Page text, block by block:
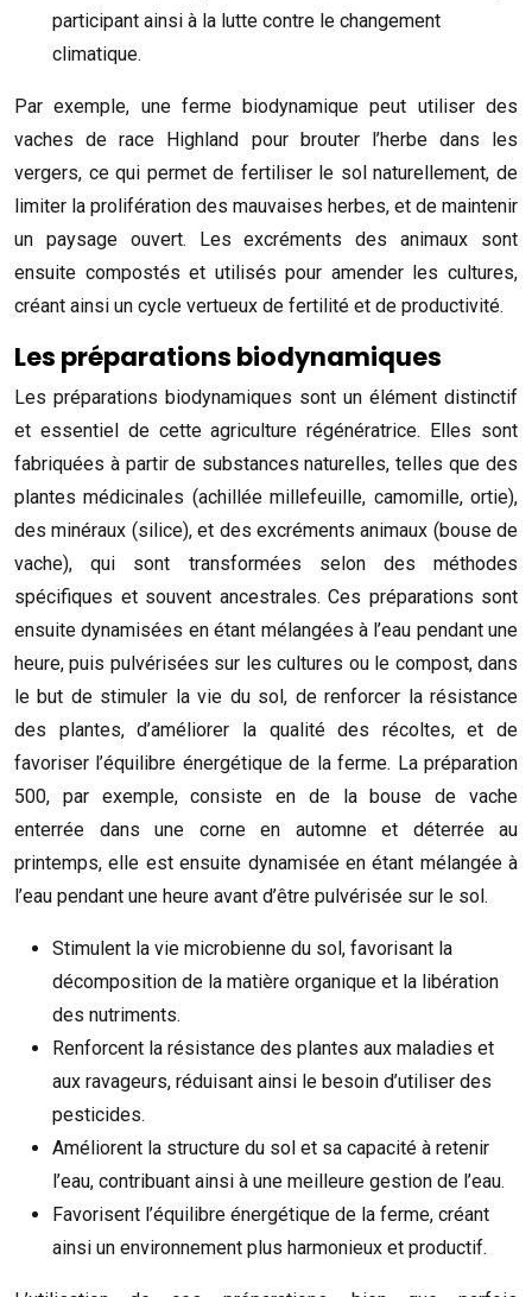
participant ainsi à la lutte contre le changement
climatique.
Par exemple, une ferme biodynamique peut utiliser des
vaches de race Highland pour brouter l’herbe dans les
vergers, ce qui permet de fertiliser le sol naturellement, de
limiter la prolifération des mauvaises herbes, et de maintenir
un paysage ouvert. Les excréments des animaux sont
ensuite compostés et utilisés pour amender les cultures,
créant ainsi un cycle vertueux de fertilité et de productivité.
Les préparations biodynamiques
Les préparations biodynamiques sont un élément distinctif
et essentiel de cette agriculture régénératrice. Elles sont
fabriquées à partir de substances naturelles, telles que des
plantes médicinales (achillée millefeuille, camomille, ortie),
des minéraux (silice), et des excréments animaux (bouse de
vache), qui sont transformées selon des méthodes
spécifiques et souvent ancestrales. Ces préparations sont
ensuite dynamisées en étant mélangées à l’eau pendant une
heure, puis pulvérisées sur les cultures ou le compost, dans
le but de stimuler la vie du sol, de renforcer la résistance
des plantes, d’améliorer la qualité des récoltes, et de
favoriser l’équilibre énergétique de la ferme. La préparation
500, par exemple, consiste en de la bouse de vache
enterrée dans une corne en automne et déterrée au
printemps, elle est ensuite dynamisée en étant mélangée à
l’eau pendant une heure avant d’être pulvérisée sur le sol.
Stimulent la vie microbienne du sol, favorisant la
décomposition de la matière organique et la libération
des nutriments.
Renforcent la résistance des plantes aux maladies et
aux ravageurs, réduisant ainsi le besoin d’utiliser des
pesticides.
Améliorent la structure du sol et sa capacité à retenir
l’eau, contribuant ainsi à une meilleure gestion de l’eau.
Favorisent l’équilibre énergétique de la ferme, créant
ainsi un environnement plus harmonieux et productif.